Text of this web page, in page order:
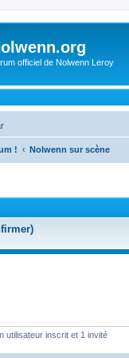
officiel de Nolwenn Leroy
! Nolwenn sur scène
utilisateur inscrit et 1 invité